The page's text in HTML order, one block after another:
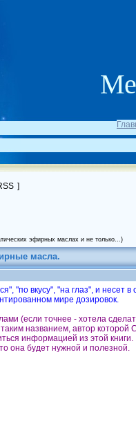
]
эфирных маслах и не только...)
масла.
"по вкусу", "на глаз", и
мире дозировок.
(если точнее - хотела
таким названием, автор которой
информацией из этой книги.
она будет нужной и полезной.